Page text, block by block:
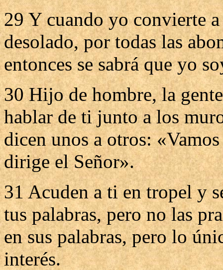
29 Y cuando yo convierte
desolado, por todas las
entonces se sabrá que yo
30 Hijo de hombre, la
hablar de ti junto a los
dicen unos a otros:
dirige el Señor».
31 Acuden a ti en tropel y
tus palabras, pero no las
en sus palabras, pero lo
interés.